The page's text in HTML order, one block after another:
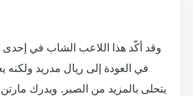
وقد أكّد هذا اللاعب الشاب في إحدى
في العودة إلى ريال مدريد ولكنه
يتحلى بالمزيد من الصبر. ويدرك مارتن